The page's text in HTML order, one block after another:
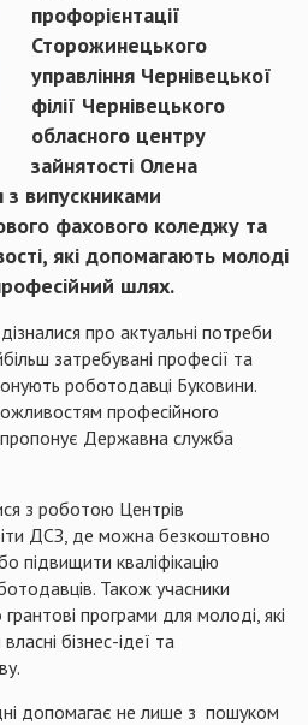
профорієнтації
Сторожинецького
управління Чернівецької
філії Чернівецького
обласного центру
зайнятості Олена
з випускниками
фахового коледжу та
які допомагають молоді
шлях.
про актуальні потреби
затребувані професії та
роботодавці Буковини.
професійного
пропонує Державна служба
з роботою Центрів
ДСЗ, де можна безкоштовно
підвищити кваліфікацію
Також учасники
програми для молоді, які
бізнес-ідеї та
допомагає не лише з пошуком